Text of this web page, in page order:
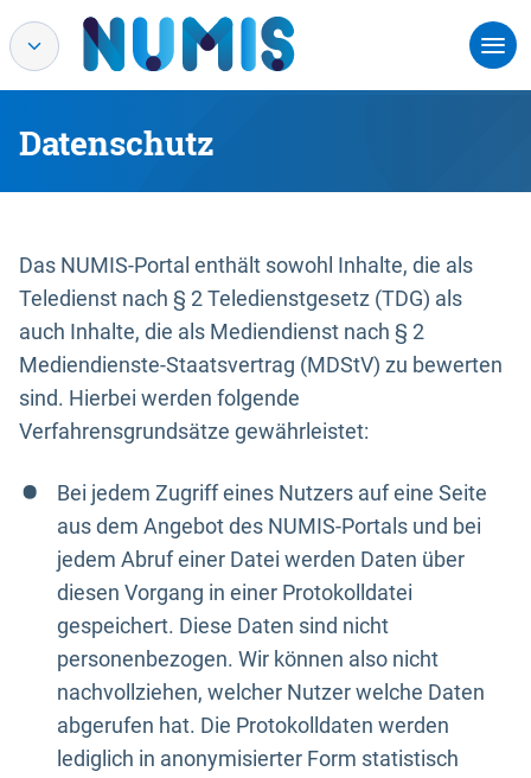
Datenschutz
Das NUMIS-Portal enthält sowohl Inhalte, die als
Teledienst nach § 2 Teledienstgesetz (TDG) als
auch Inhalte, die als Mediendienst nach § 2
Mediendienste-Staatsvertrag (MDStV) zu bewerten
sind. Hierbei werden folgende
Verfahrensgrundsätze gewährleistet:
Bei jedem Zugriff eines Nutzers auf eine Seite
aus dem Angebot des NUMIS-Portals und bei
jedem Abruf einer Datei werden Daten über
diesen Vorgang in einer Protokolldatei
gespeichert. Diese Daten sind nicht
personenbezogen. Wir können also nicht
nachvollziehen, welcher Nutzer welche Daten
abgerufen hat. Die Protokolldaten werden
lediglich in anonymisierter Form statistisch